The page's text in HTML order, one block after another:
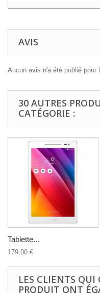
AVIS
Aucun avis n'a été publié pour
30 AUTRES
CATÉGORIE :
Tablette...
179,00 €
LES CLIENTS QUI
PRODUIT ONT